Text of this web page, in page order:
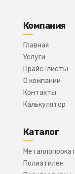
Компания
Главная
Услуги
Прайс-листы
О компании
Контакты
Калькулятор
Каталог
Металлопрокат
Полиэтилен